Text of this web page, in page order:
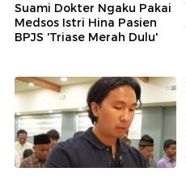
Suami Dokter Ngaku Pakai
Medsos Istri Hina Pasien
BPJS 'Triase Merah Dulu'